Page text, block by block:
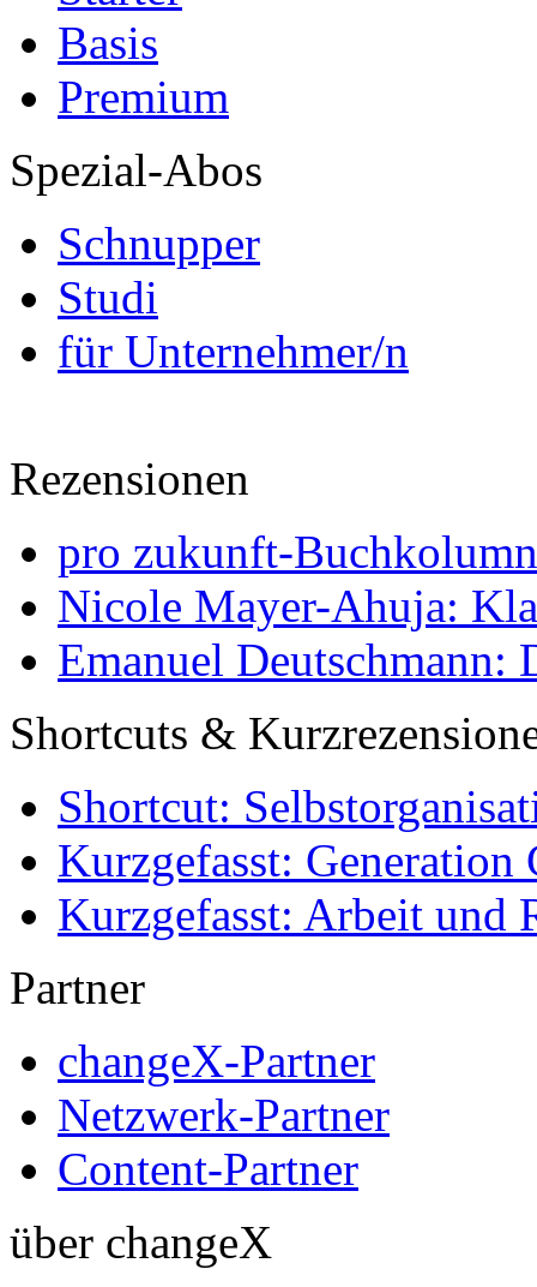
Basis
Premium
Spezial-Abos
Schnupper
Studi
für Unternehmer/n
Rezensionen
pro zukunft-
Nicole Mayer-Ahuja:
Emanuel Deutschmann:
Shortcuts &
Shortcut:
Kurzgefasst: Generation
Kurzgefasst: Arbeit und
Partner
changeX-Partner
Netzwerk-Partner
Content-Partner
über changeX